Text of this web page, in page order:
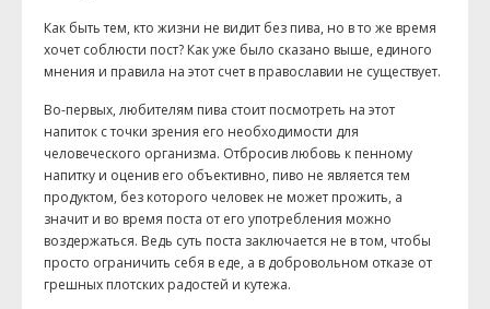
Как быть тем, кто жизни не видит без пива, но в то же время
хочет соблюсти пост? Как уже было сказано выше, единого
мнения и правила на этот счет в православии не существует.
Во-первых, любителям пива стоит посмотреть на этот
напиток с точки зрения его необходимости для
человеческого организма. Отбросив любовь к пенному
напитку и оценив его объективно, пиво не является тем
продуктом, без которого человек не может прожить, а
значит и во время поста от его употребления можно
воздержаться. Ведь суть поста заключается не в том, чтобы
просто ограничить себя в еде, а в добровольном отказе от
грешных плотских радостей и кутежа.